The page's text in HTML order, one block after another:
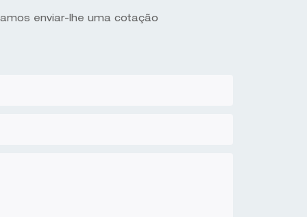
enviar-lhe uma cotação